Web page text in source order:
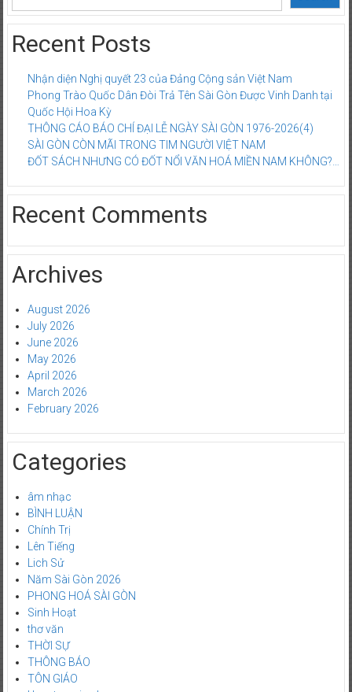
Recent Posts
Nhận diện Nghị quyết 23 của Đảng Cộng sản Việt Nam
Phong Trào Quốc Dân Đòi Trả Tên Sài Gòn Được Vinh Danh tại
Quốc Hội Hoa Kỳ
THÔNG CÁO BÁO CHÍ ĐẠI LỄ NGÀY SÀI GÒN 1976-2026(4)
SÀI GÒN CÒN MÃI TRONG TIM NGƯỜI VIỆT NAM
ĐỐT SÁCH NHƯNG CÓ ĐỐT NỔI VĂN HOÁ MIỀN NAM KHÔNG?…
Recent Comments
Archives
August 2026
July 2026
June 2026
May 2026
April 2026
March 2026
February 2026
Categories
âm nhạc
BÌNH LUẬN
Chính Trị
Lên Tiếng
Lich Sử
Năm Sài Gòn 2026
PHONG HOÁ SÀI GÒN
Sinh Hoạt
thơ văn
THỜI SỰ
THÔNG BÁO
TÔN GIÁO